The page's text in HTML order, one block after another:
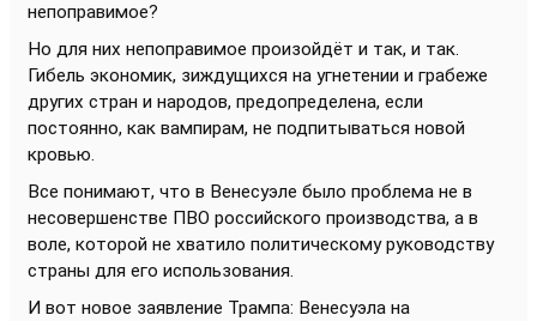
непоправимое?
Но для них непоправимое произойдёт и так, и так.
Гибель экономик, зиждущихся на угнетении и грабеже
других стран и народов, предопределена, если
постоянно, как вампирам, не подпитываться новой
кровью.
Все понимают, что в Венесуэле было проблема не в
несовершенстве ПВО российского производства, а в
воле, которой не хватило политическому руководству
страны для его использования.
И вот новое заявление Трампа: Венесуэла на